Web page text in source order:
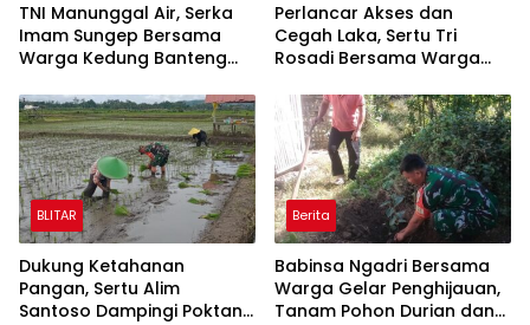
TNI Manunggal Air, Serka
Imam Sungep Bersama
Warga Kedung Banteng
Irigasi
Perlancar Akses dan
Cegah Laka, Sertu Tri
Rosadi Bersama Warga
Royong Perbaiki Jalan
BLITAR
Dukung Ketahanan
Pangan, Sertu Alim
Santoso Dampingi Poktan
Berita
Babinsa Ngadri Bersama
Warga Gelar Penghijauan,
Tanam Pohon Durian dan